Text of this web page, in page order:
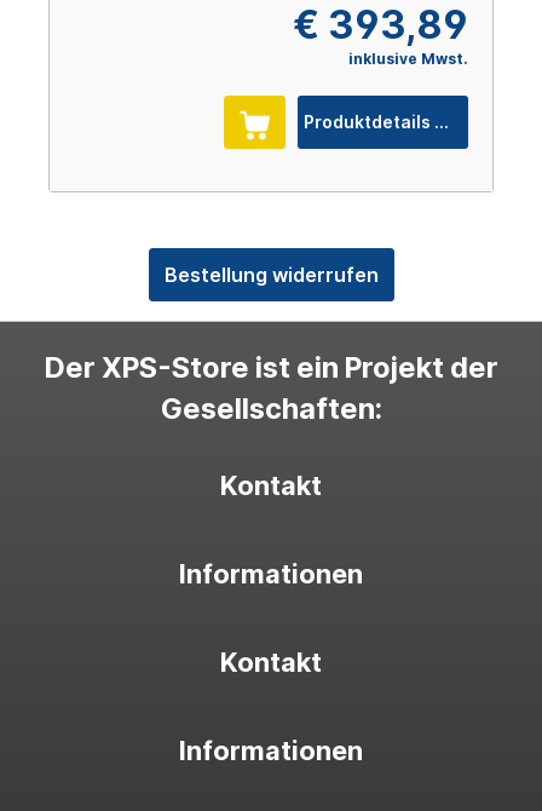
€ 393,89
inklusive Mwst.
Produktdetails
Bestellung widerrufen
Der XPS-Store ist ein Projekt der
Gesellschaften:
Kontakt
Informationen
Kontakt
Informationen